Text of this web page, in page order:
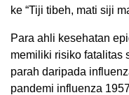
ke “Tiji tibeh, mati siji
Para ahli kesehatan
memiliki risiko fatalitas
parah daripada
pandemi influenza